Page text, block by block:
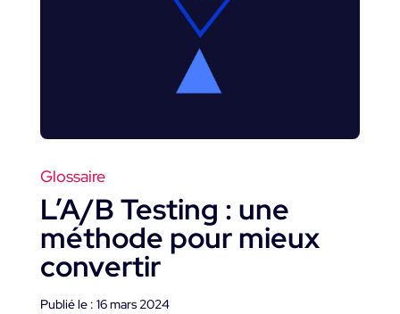
Glossaire
L’A/B Testing : une
méthode pour mieux
convertir
Publié le : 16 mars 2024